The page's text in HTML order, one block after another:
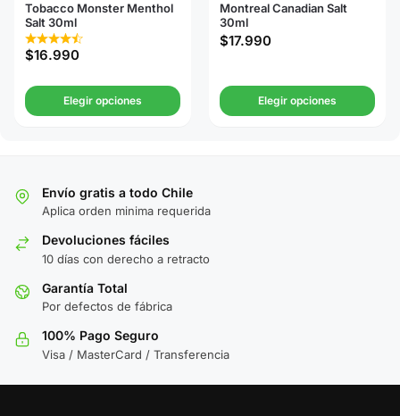
Tobacco Monster Menthol
Salt 30ml
$16.990
Elegir opciones
Montreal Canadian Salt
30ml
$17.990
Elegir opciones
Envío gratis a todo Chile
Aplica orden minima requerida
Devoluciones fáciles
10 días con derecho a retracto
Garantía Total
Por defectos de fábrica
100% Pago Seguro
Visa / MasterCard / Transferencia